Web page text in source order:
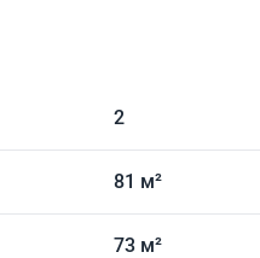
2
81 м²
73 м²